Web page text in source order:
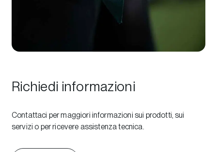
Richiedi informazioni
Contattaci per maggiori informazioni sui prodotti, sui
servizi o per ricevere assistenza tecnica.